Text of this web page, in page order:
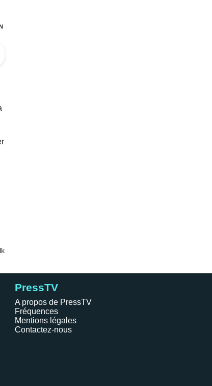
PressTV
A propos de PressTV
Fréquences
Mentions légales
Contactez-nous